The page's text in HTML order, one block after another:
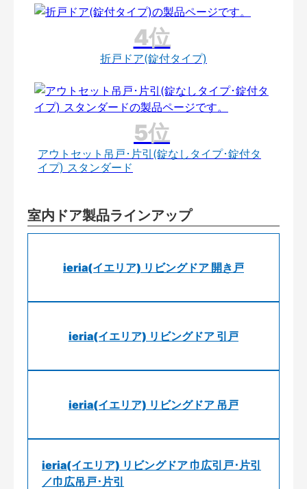
折戸ドア(錠付タイプ)
アウトセット吊戸･片引(錠なしタイプ･錠付タ
イプ) スタンダード
室内ドア製品ラインアップ
ieria(イエリア) リビングドア 開き戸
ieria(イエリア) リビングドア 引戸
ieria(イエリア) リビングドア 吊戸
ieria(イエリア) リビングドア 巾広引戸･片引
／巾広吊戸･片引